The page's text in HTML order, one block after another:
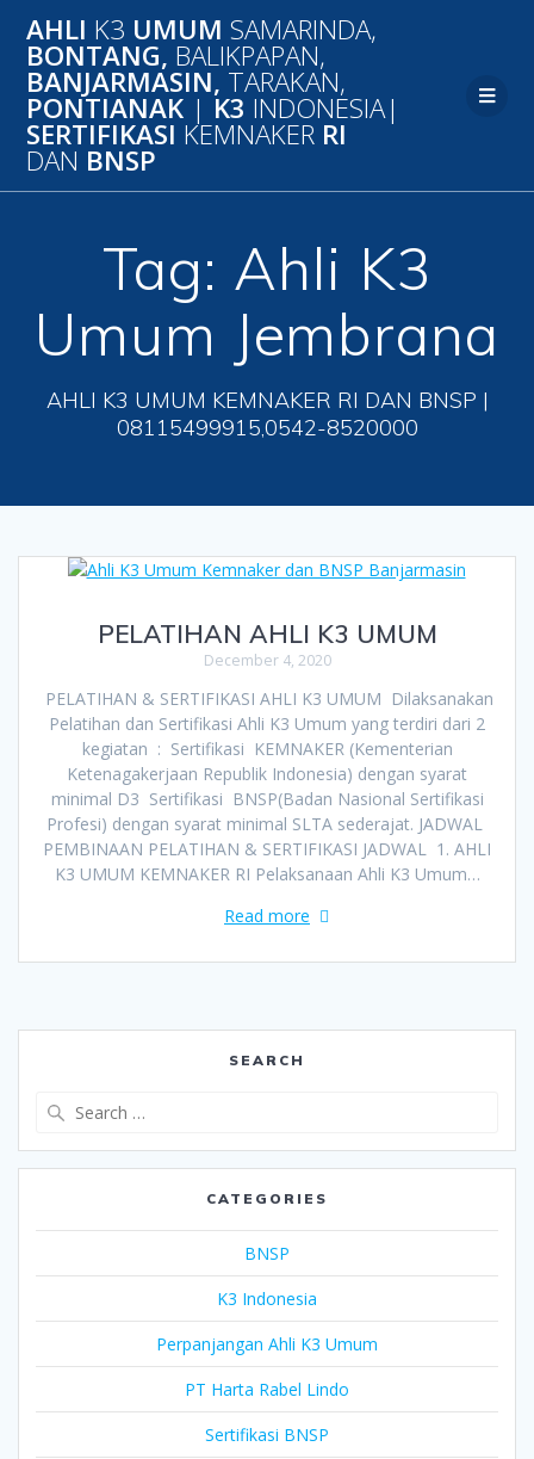
to
content
AHLI K3 UMUM SAMARINDA,
BONTANG, BALIKPAPAN,
BANJARMASIN, TARAKAN,
PONTIANAK | K3 INDONESIA|
SERTIFIKASI KEMNAKER RI
DAN BNSP
Tag: Ahli K3
Umum Jembrana
AHLI K3 UMUM KEMNAKER RI DAN BNSP |
08115499915,0542-8520000
PELATIHAN AHLI K3 UMUM
December 4, 2020
PELATIHAN & SERTIFIKASI AHLI K3 UMUM Dilaksanakan
Pelatihan dan Sertifikasi Ahli K3 Umum yang terdiri dari 2
kegiatan : Sertifikasi KEMNAKER (Kementerian
Ketenagakerjaan Republik Indonesia) dengan syarat
minimal D3 Sertifikasi BNSP(Badan Nasional Sertifikasi
Profesi) dengan syarat minimal SLTA sederajat. JADWAL
PEMBINAAN PELATIHAN & SERTIFIKASI JADWAL 1. AHLI
K3 UMUM KEMNAKER RI Pelaksanaan Ahli K3 Umum…
Read more
SEARCH
CATEGORIES
BNSP
K3 Indonesia
Perpanjangan Ahli K3 Umum
PT Harta Rabel Lindo
Sertifikasi BNSP